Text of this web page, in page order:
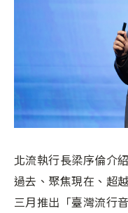
北流執行長梁序倫介
過去、聚焦現在、超
三月推出「臺灣流行